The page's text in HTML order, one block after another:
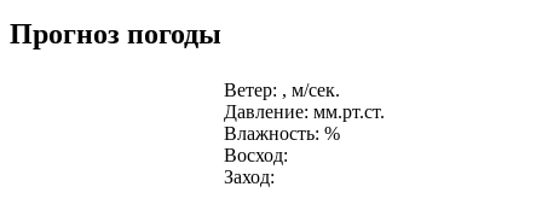
Прогноз погоды
Ветер: , м/сек.
Давление: мм.рт.ст.
Влажность: %
Восход:
Заход: